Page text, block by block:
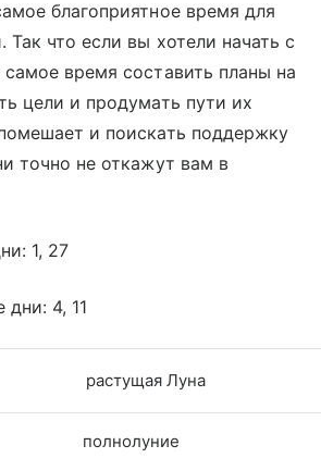
благоприятное время для
Так что если вы хотели начать с
время составить планы на
цели и продумать пути их
и поискать поддержку
точно не откажут вам в
1, 27
дни: 4, 11
растущая Луна
полнолуние